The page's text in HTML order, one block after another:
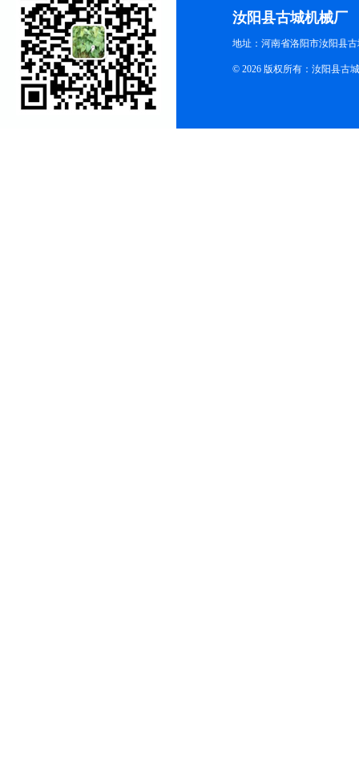
汝阳县古城机械厂
地址：河南省洛阳市汝阳县
© 2026 版权所有：汝阳县古